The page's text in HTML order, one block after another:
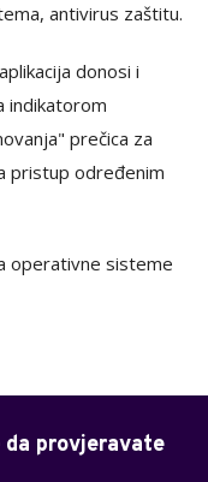
antivirus zaštitu.
donosi i
indikatorom
prečica za
pristup određenim
operativne sisteme
provjeravate